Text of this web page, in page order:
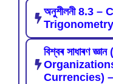
অনুশীলনী 8.3
Trigonometry
বিশ্বৰ সাধাৰণ
Currencies)